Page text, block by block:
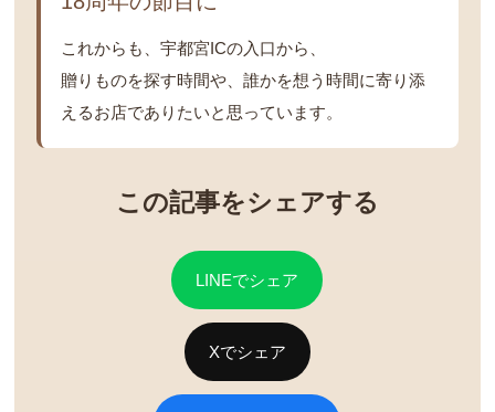
これからも、宇都宮ICの入口から、
贈りものを探す時間や、誰かを想う時間に寄り添
えるお店でありたいと思っています。
この記事をシェアする
LINEでシェア
Xでシェア